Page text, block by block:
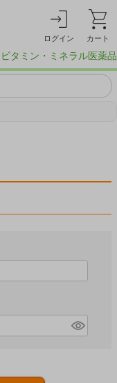
ログイン カート
ビタミン・ミネラル医薬品